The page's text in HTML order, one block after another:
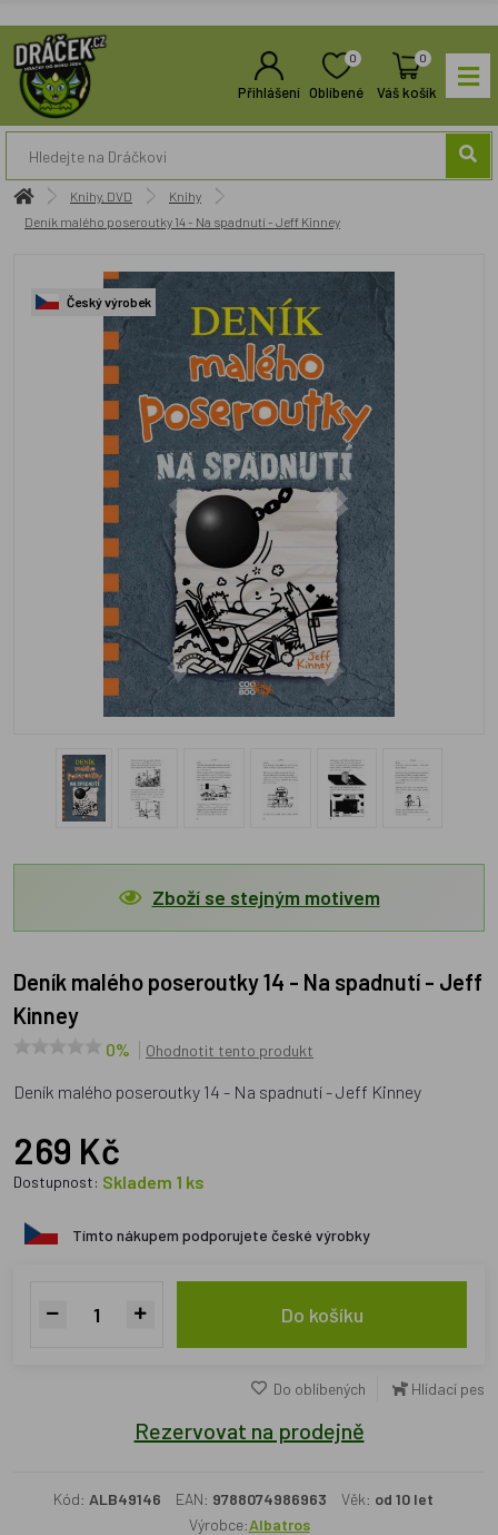
Přihlášení
0
Oblíbené
0
Váš košík
Knihy, DVD
Knihy
Deník malého poseroutky 14 - Na spadnutí - Jeff Kinney
Český výrobek
Zboží se stejným motivem
Deník malého poseroutky 14 - Na spadnutí - Jeff
Kinney
0% Ohodnotit tento produkt
Deník malého poseroutky 14 - Na spadnutí - Jeff Kinney
269 Kč
Dostupnost: Skladem 1 ks
Tímto nákupem podporujete české výrobky
Do košíku
Do oblíbených Hlídací pes
Rezervovat na prodejně
Kód: ALB49146 EAN: 9788074986963 Věk: od 10 let
Výrobce:Albatros